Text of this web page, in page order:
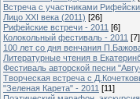
Встреча с участниками
Лицо XXI века (2011) [26]
Рифейские встречи - 2011 [6]
Колокольный фестиваль - 2011 [7]
100 лет со дня венчания
Литературные чтения в
Фестиваль авторской песни
Творческая встреча с
"Зеленая Карета" - 2011 [11]